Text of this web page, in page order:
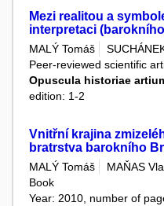
Mezi realitou a
interpretaci
MALÝ Tomáš
Peer-reviewed scientific
Opuscula historiae
edition: 1-2
Vnitřní krajina
bratrstva barokního
MALÝ Tomáš MAŇAS
Book
Year: 2010, number of